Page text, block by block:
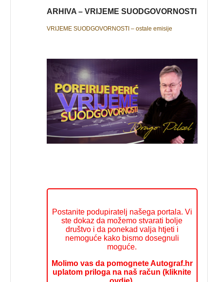
ARHIVA – VRIJEME SUODGOVORNOSTI
VRIJEME SUODGOVORNOSTI – ostale emisije
Postanite podupiratelj našega portala. Vi
ste dokaz da možemo stvarati bolje
društvo i da ponekad valja htjeti i
nemoguće kako bismo dosegnuli
moguće.
Molimo vas da pomognete Autograf.hr
uplatom priloga na naš račun (kliknite